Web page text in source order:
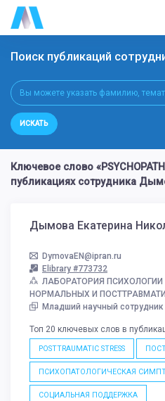
Поиск публикаций
ИСКАТЬ
Ключевое слово
публикациях сотрудника
Дымова Екатерина
DymovaEN@ipran.ru
Elibrary #773732
ЛАБОРАТОРИЯ ПСИХОЛОГИИ
НОРМАЛЬНЫХ И
Младший научный сотрудник
Топ 20 ключевых слов в
POSTTRAUMATIC STRESS
ПСИХОПАТОЛОГИЧЕСКАЯ
СОЦИАЛЬНАЯ ПОДДЕРЖКА